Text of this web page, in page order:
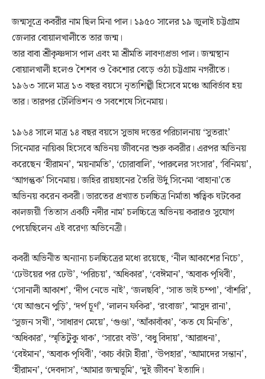
জন্মসূত্রে কবরীর নাম ছিল মিনা পাল। ১৯৫০ সালের ১৯ জুলাই চট্টগ্রাম
জেলার বোয়ালখালীতে তার জন্ম।
তার বাবা শ্রীকৃষ্ণদাস পাল এবং মা শ্রীমতি লাবণ্যপ্রভা পাল। জন্মস্থান
বোয়ালখালী হলেও শৈশব ও কৈশোর বেড়ে ওঠা চট্টগ্রাম নগরীতে।
১৯৬৩ সালে মাত্র ১৩ বছর বয়সে নৃত্যশিল্পী হিসেবে মঞ্চে আবির্ভাব হয়
তার। তারপর টেলিভিশন ও সবশেষে সিনেমায়।
১৯৬৪ সালে মাত্র ১৪ বছর বয়সে সুভাষ দত্তের পরিচালনায় ‘সুতরাং’
সিনেমার নায়িকা হিসেবে অভিনয় জীবনের শুরু কবরীর। এরপর অভিনয়
করেছেন ‘হীরামন’, ‘ময়নামতি’, ‘চোরাবালি’, ‘পারুলের সংসার’, ‘বিনিময়’,
‘আগন্তুক’ সিনেমায়। জহির রায়হানের তৈরি উর্দু সিনেমা ‘বাহানা’তে
অভিনয় করেন কবরী। ভারতের প্রখ্যাত চলচ্চিত্র নির্মাতা ঋত্বিক ঘটকের
কালজয়ী ‘তিতাস একটি নদীর নাম’ চলচ্চিত্রে অভিনয় করারও সুযোগ
পেয়েছিলেন এই বরেণ্য অভিনেত্রী।
কবরী অভিনীত অন্যান্য চলচ্চিত্রের মধ্যে রয়েছে, ‘নীল আকাশের নিচে’,
‘ঢেউয়ের পর ঢেউ’, ‘পরিচয়’, ‘অধিকার’, ‘বেঈমান’, ‘অবাক পৃথিবী’,
‘সোনালী আকাশ’, ‘দীপ নেভে নাই’, ‘জলছবি’, ‘সাত ভাই চম্পা’, ‘বাঁশরি’,
‘যে আগুনে পুড়ি’, ‘দর্প চূর্ণ’, ‘লালন ফকির’, ‘রংবাজ’, ‘মাসুদ রানা’,
‘সুজন সখী’, ‘সাধারণ মেয়ে’, ‘গুণ্ডা’, ‘আঁকাবাঁকা’, ‘কত যে মিনতি’,
‘অধিকার’, ‘স্মৃতিটুকু থাক’, ‘সারেং বউ’, ‘বধু বিদায়’, ‘আরাধনা’,
‘বেইমান’, ‘অবাক পৃথিবী’, ‘কাচ কাঁটা হীরা’, ‘উপহার’, ‘আমাদের সন্তান’,
‘হীরামন’, ‘দেবদাস’, ‘আমার জন্মভূমি’, ‘দুই জীবন’ ইত্যাদি।